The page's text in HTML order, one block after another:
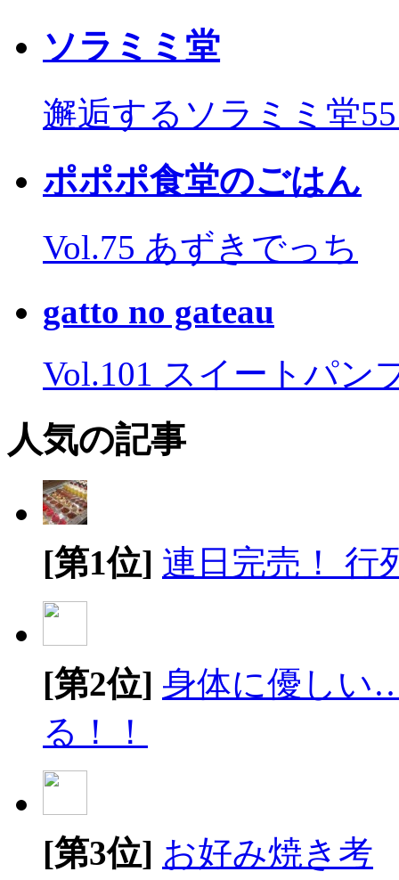
ソラミミ堂
邂逅するソラミミ堂
ポポポ食堂のごはん
Vol.75 あずきでっち
gatto no gateau
Vol.101 スイートパン
人気の記事
[第1位] 連日完売！ 行
[第2位] 身体に優しい
る！！
[第3位] お好み焼き考